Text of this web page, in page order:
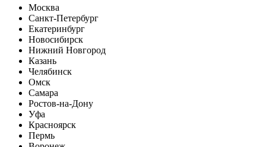
Москва
Санкт-Петербург
Екатеринбург
Новосибирск
Нижний Новгород
Казань
Челябинск
Омск
Самара
Ростов-на-Дону
Уфа
Красноярск
Пермь